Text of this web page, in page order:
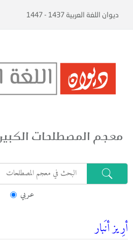
ديوان اللغة العربية 1437 - 1447
معجم المصطلحات الكبير
عـربي
أرِيز أنَبار